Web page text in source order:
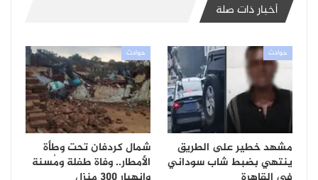
أخبار ذات صلة
حوادث
مشهد خطير على الطريق
ينتهي بضبط شاب سوداني
حوادث
شمال كردفان تحت وطأة
الأمطار.. وفاة طفلة ومُسنة